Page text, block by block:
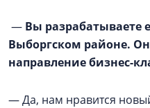
— Вы разрабатываете
Выборгском районе.
направление бизнес-
— Да, нам нравится